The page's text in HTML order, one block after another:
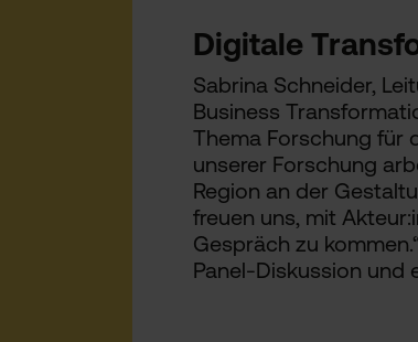
Digitale
Sabrina Schneider,
Business
Thema Forschung für
unserer Forschung
Region an der
freuen uns, mit
Gespräch zu
Panel-Diskussion und